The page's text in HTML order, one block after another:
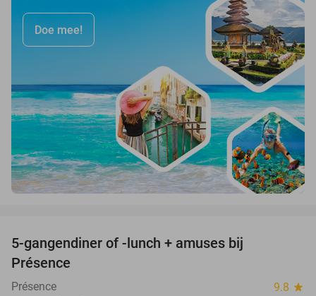
Doe mee!
5-gangendiner of -lunch + amuses bij
Présence
Présence 9.8 star